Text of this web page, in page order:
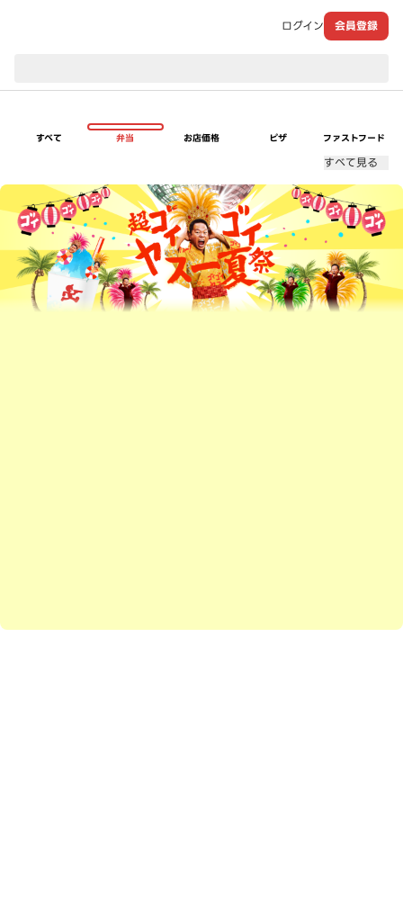
ログイン 会員登録
すべて 弁当 お店価格 ピザ ファストフード
すべて見る
超ゴイゴイヤスー夏祭